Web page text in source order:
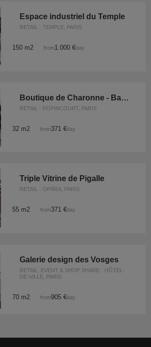
Espace industriel du Temple
RETAIL · TEMPLE, PARIS
150 m2 from1.000 €/day
Boutique de Charonne - Bastille
RETAIL · POPINCOURT, PARIS
32 m2 from371 €/day
Triple Vitrine de Pigalle
RETAIL · OPÀRA, PARIS
55 m2 from371 €/day
Galerie design des Vosges
RETAIL, EVENT & SHOP SHARE · HÔTEL-
DE-VILLE, PARIS
70 m2 from905 €/day